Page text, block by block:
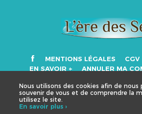
Nous utilisons des cookies afin de
souvenir de vous et de comprendre la
utilisez le site.
En savoir plus ›
MENTIONS LÉGALES CGV
EN SAVOIR +
ANNULER MA